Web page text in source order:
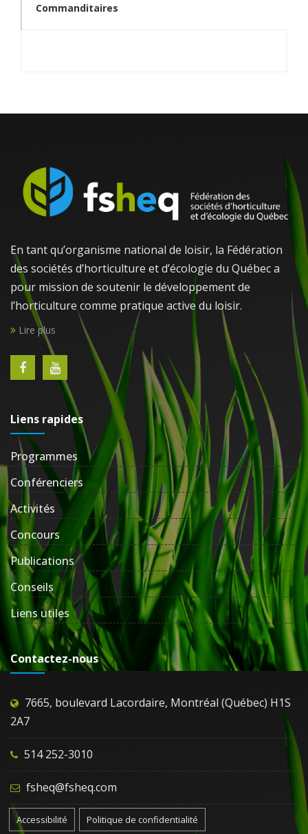
Commanditaires
En tant qu’organisme national de loisir, la Fédération
des sociétés d’horticulture et d’écologie du Québec a
pour mission de soutenir le développement de
l’horticulture comme pratique active du loisir.
Lire plus
Liens rapides
Programmes
Conférenciers
Activités
Concours
Publications
Conseils
Liens utiles
Contactez-nous
7665, boulevard Lacordaire, Montréal (Québec) H1S
2A7
514 252-3010
fsheq@fsheq.com
Accessibilité Politique de confidentialité